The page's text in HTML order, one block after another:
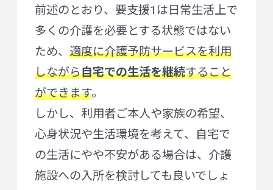
前述のとおり、要支援1は日常生活上で
多くの介護を必要とする状態ではない
ため、 適度に介護予防サービスを利用
しながら自宅での生活を継続すること
ができます。
しかし、利用者ご本人や家族の希望、
心身状況や生活環境を考えて、自宅で
の生活にやや不安がある場合は、介護
施設への入所を検討しても良いでしょ